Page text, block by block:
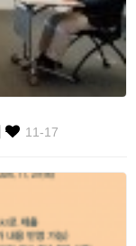
11-17